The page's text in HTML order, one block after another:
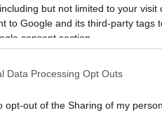
but not limited to your
to Google and its third-party tags
consent section.
Data Processing Opt Outs
opt-out of the Sharing of my